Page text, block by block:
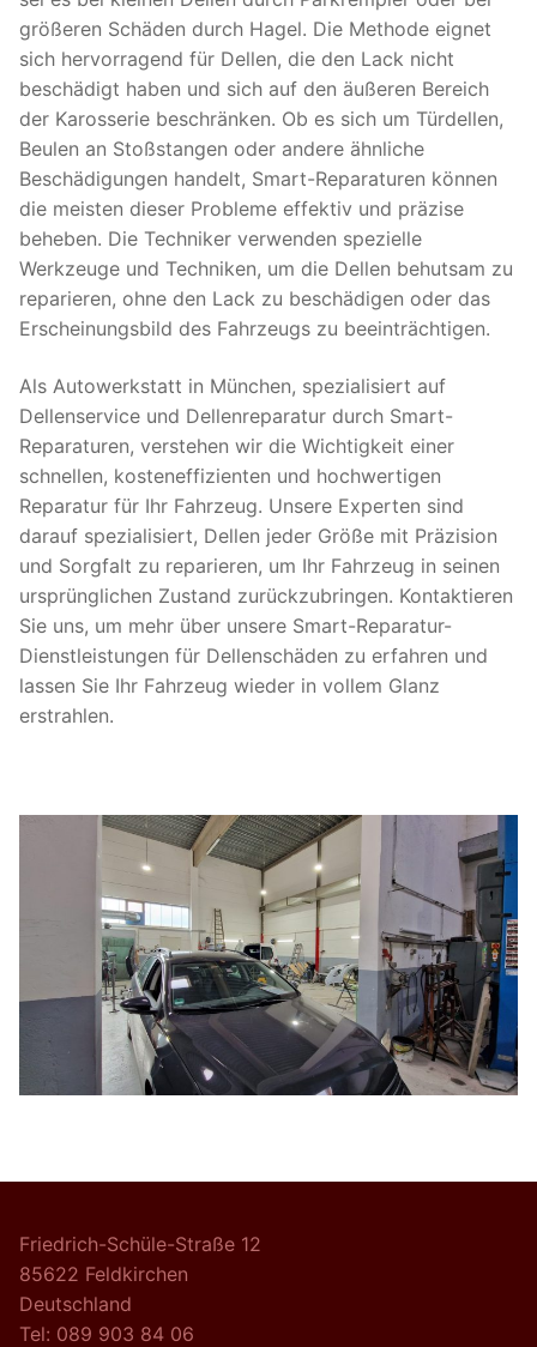
größeren Schäden durch Hagel. Die Methode eignet
sich hervorragend für Dellen, die den Lack nicht
beschädigt haben und sich auf den äußeren Bereich
der Karosserie beschränken. Ob es sich um Türdellen,
Beulen an Stoßstangen oder andere ähnliche
Beschädigungen handelt, Smart-Reparaturen können
die meisten dieser Probleme effektiv und präzise
beheben. Die Techniker verwenden spezielle
Werkzeuge und Techniken, um die Dellen behutsam zu
reparieren, ohne den Lack zu beschädigen oder das
Erscheinungsbild des Fahrzeugs zu beeinträchtigen.
Als Autowerkstatt in München, spezialisiert auf
Dellenservice und Dellenreparatur durch Smart-
Reparaturen, verstehen wir die Wichtigkeit einer
schnellen, kosteneffizienten und hochwertigen
Reparatur für Ihr Fahrzeug. Unsere Experten sind
darauf spezialisiert, Dellen jeder Größe mit Präzision
und Sorgfalt zu reparieren, um Ihr Fahrzeug in seinen
ursprünglichen Zustand zurückzubringen. Kontaktieren
Sie uns, um mehr über unsere Smart-Reparatur-
Dienstleistungen für Dellenschäden zu erfahren und
lassen Sie Ihr Fahrzeug wieder in vollem Glanz
erstrahlen.
Friedrich-Schüle-Straße 12
85622 Feldkirchen
Deutschland
Tel: 089 903 84 06